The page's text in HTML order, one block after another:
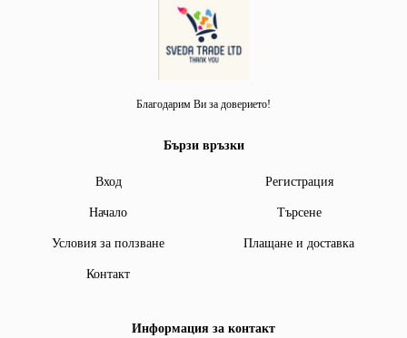
Благодарим Ви за доверието!
Бързи връзки
Вход Регистрация
Начало Търсене
Условия за ползване Плащане и доставка
Контакт
Информация за контакт